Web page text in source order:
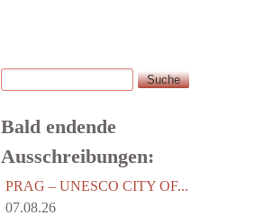
Suchformular
Suche
Bald endende
Ausschreibungen:
PRAG – UNESCO CITY OF...
07.08.26